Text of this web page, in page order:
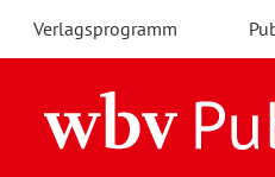
Verlagsprogramm